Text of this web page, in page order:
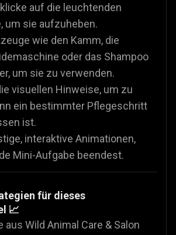
auf die leuchtenden
um sie aufzuheben.
wie den Kamm, die
oder das Shampoo
um sie zu verwenden.
visuellen Hinweise, um zu
ein bestimmter Pflegeschritt
ist.
interaktive Animationen,
Mini-Aufgabe beendest.
für dieses
📈
aus Wild Animal Care & Salon